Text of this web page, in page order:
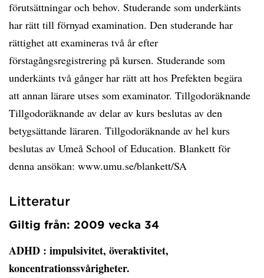
förutsättningar och behov. Studerande som underkänts
har rätt till förnyad examination. Den studerande har
rättighet att examineras två år efter
förstagångsregistrering på kursen. Studerande som
underkänts två gånger har rätt att hos Prefekten begära
att annan lärare utses som examinator. Tillgodoräknande
Tillgodoräknande av delar av kurs beslutas av den
betygsättande läraren. Tillgodoräknande av hel kurs
beslutas av Umeå School of Education. Blankett för
denna ansökan: www.umu.se/blankett/SA
Litteratur
Giltig från: 2009 vecka 34
ADHD : impulsivitet, överaktivitet,
koncentrationssvårigheter.